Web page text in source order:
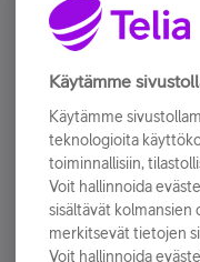
Älä jää paitsi –
Tilaa Telian
sähköpostiisi.
Tilaa nyt
Käytämme
Käytämme
teknologioita
toiminnallisiin,
Voit hallinnoida
sisältävät kolmansien
merkitsevät tietojen
Voit hallinnoida